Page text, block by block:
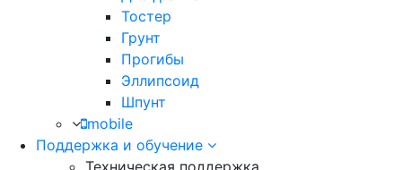
Тостер
Грунт
Прогибы
Эллипсоид
Шпунт
mobile
Поддержка и обучение